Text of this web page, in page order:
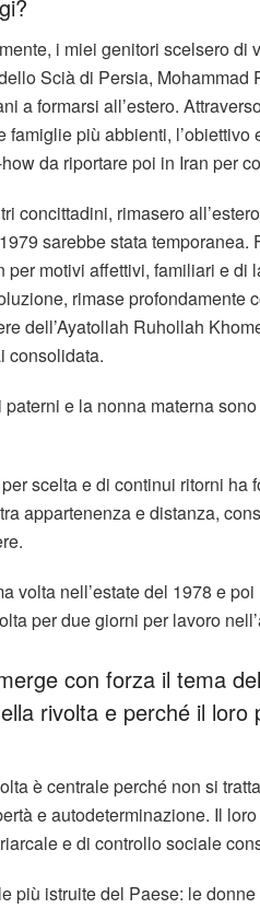
i miei genitori scelsero di
Scià di Persia, Mohammad
a formarsi all’estero.
più abbienti,
da riportare poi in Iran per
concittadini, rimasero
sarebbe stata temporanea.
per motivi affettivi, familiari e di
rimase profondamente
dell’Ayatollah Ruhollah
consolidata.
e la nonna materna
scelta e di continui ritorni ha
appartenenza e distanza,
volta nell’estate del 1978 e
per due giorni per lavoro
con forza il tema
rivolta e perché il
è centrale perché non si
e autodeterminazione. Il
e di controllo sociale
più istruite del Paese: le